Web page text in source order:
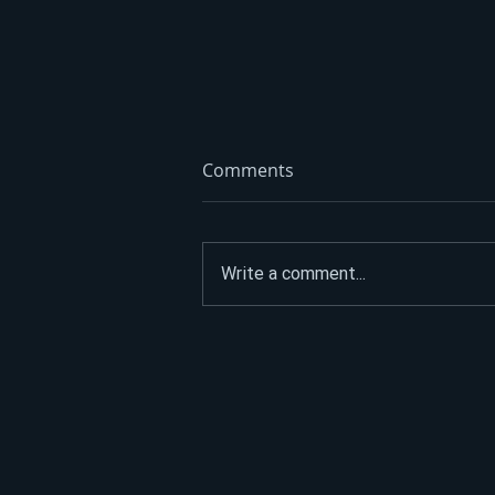
Comments
Write a comment...